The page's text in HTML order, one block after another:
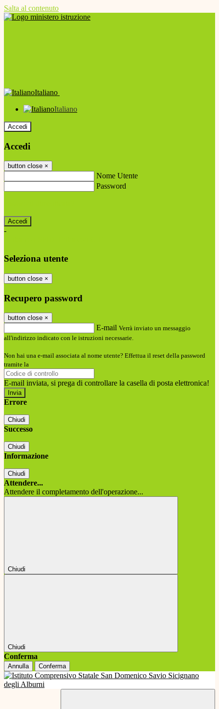
Salta al contenuto
Italiano
Italiano
Accedi
Accedi
button close ×
Nome Utente
Password
-
Seleziona utente
button close ×
Recupero password
button close ×
E-mail Verrà inviato un messaggio
all'indirizzo indicato con le istruzioni necessarie.
Non hai una e-mail associata al nome utente? Effettua il reset della password
tramite la
E-mail inviata, si prega di controllare la casella di posta elettronica!
Errore
Chiudi
Successo
Chiudi
Informazione
Chiudi
Attendere...
Attendere il completamento dell'operazione...
Chiudi
Chiudi
Conferma
Annulla Conferma